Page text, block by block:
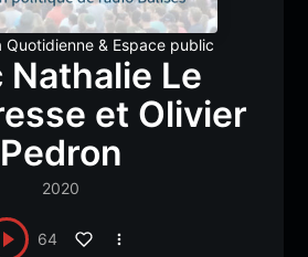
Quotidienne & Espace public
Nathalie Le
et Olivier
Pedron
2020
64